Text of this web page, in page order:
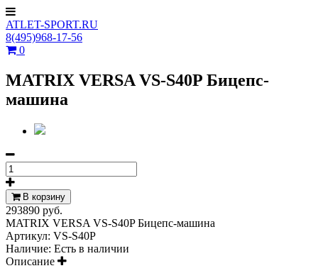
ATLET-SPORT.RU
8(495)968-17-56
0
MATRIX VERSA VS-S40P Бицепс-
машина
В корзину
293890 руб.
MATRIX VERSA VS-S40P Бицепс-машина
Артикул: VS-S40P
Наличие: Есть в наличии
Описание